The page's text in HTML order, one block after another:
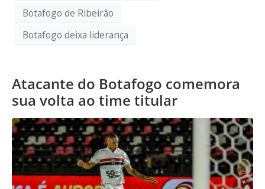
Botafogo de Ribeirão
Botafogo deixa liderança
Atacante do Botafogo comemora
sua volta ao time titular